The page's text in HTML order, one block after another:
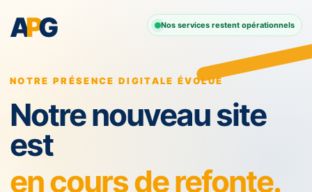
APG Nos services restent opérationnels
NOTRE PRÉSENCE DIGITALE ÉVOLUE
Notre nouveau site
est
en cours de refonte.